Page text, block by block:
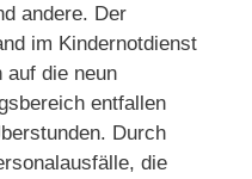
andere. Der
im Kindernotdienst
auf die neun
entfallen
Durch
die